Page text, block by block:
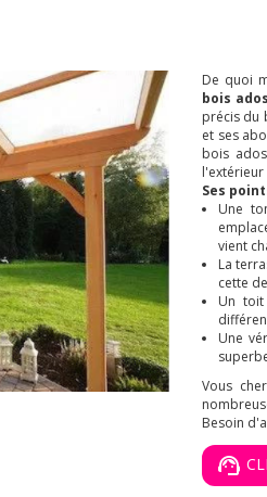
De quoi
bois
précis du
et ses
bois
l'extérieur
Ses
Une
vient
La
cette
Un
Une
Vous
Besoin